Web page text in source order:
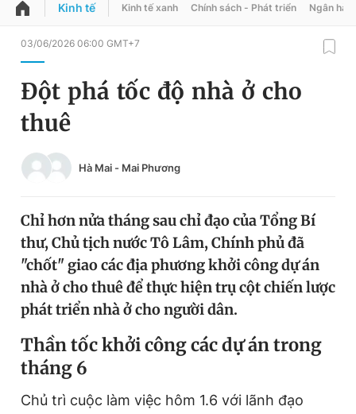
QUẢNG CÁO
Chuyên mục
Chuyên mục khác
Tin thị trường Tin 360
Video Magazine
Sản phẩm khác
Tiện ích
Đổi mật khẩu
Tin đã lưu
Tin đã xem
Đăng xuất
Kinh tế Kinh tế xanh Chính sách - Phát triển Ngân
03/06/2026 06:00 GMT+7
Đột phá tốc độ nhà ở cho
thuê
Hà Mai - Mai Phương
Chỉ hơn nửa tháng sau chỉ đạo của Tổng Bí
thư, Chủ tịch nước Tô Lâm, Chính phủ đã
"chốt" giao các địa phương khởi công dự án
nhà ở cho thuê để thực hiện trụ cột chiến lược
phát triển nhà ở cho người dân.
Thần tốc khởi công các dự án trong
tháng 6
Chủ trì cuộc làm việc hôm 1.6 với lãnh đạo